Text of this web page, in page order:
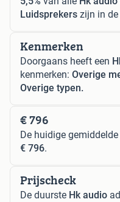
Luidsprekers zijn in
Kenmerken
Doorgaans heeft een
kenmerken: Overige
Overige typen.
€ 796
De huidige
€ 796.
Prijscheck
De duurste Hk audio